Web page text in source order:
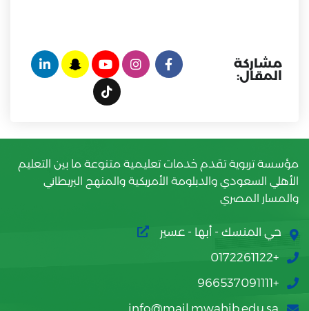
مشاركة
المقال:
مؤسسة تربوية تقدم خدمات تعليمية متنوعة ما بين التعليم
الأهلي السعودي والدبلومة الأمريكية والمنهج البريطاني
والمسار المصري
حي المنسك - أبها - عسير
+0172261122
+966537091111
info@mail.mwahib.edu.sa